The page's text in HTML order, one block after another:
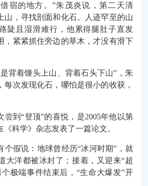
宿的地方。”朱茂炎说，第二天清
山，寻找剖面和化石。人迹罕至的山
陡且湿滑难行，他累得腿肚子直发
，紧紧抓住旁边的草木，才没有滑下
背着馒头上山、背着石头下山”，朱
每次发现化石，哪怕是很小的收获，
尝到“登顶”的喜悦，是2005年他以第
《科学》杂志发表了一篇论文。
个假说：地球曾经历“冰河时期”，就
大洋都被冰封了；接着，又迎来“超
极端事件结束后，“生命大爆发”开